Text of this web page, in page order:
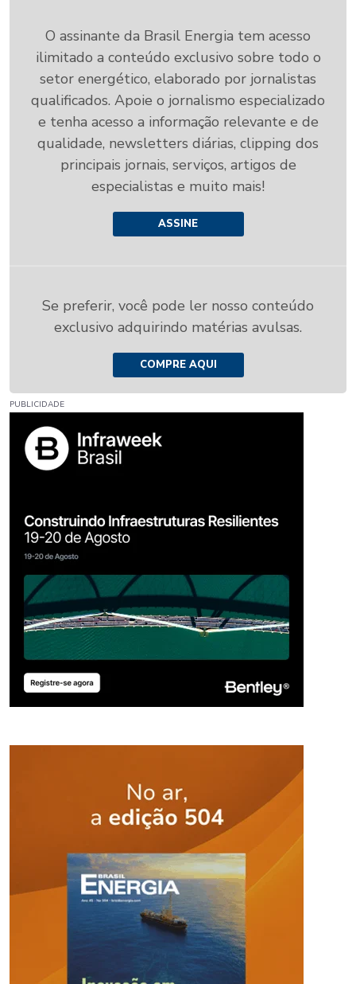
O assinante da Brasil Energia tem acesso
ilimitado a conteúdo exclusivo sobre todo o
setor energético, elaborado por jornalistas
qualificados. Apoie o jornalismo especializado
e tenha acesso a informação relevante e de
qualidade, newsletters diárias, clipping dos
principais jornais, serviços, artigos de
especialistas e muito mais!
ASSINE
Se preferir, você pode ler nosso conteúdo
exclusivo adquirindo matérias avulsas.
COMPRE AQUI
PUBLICIDADE